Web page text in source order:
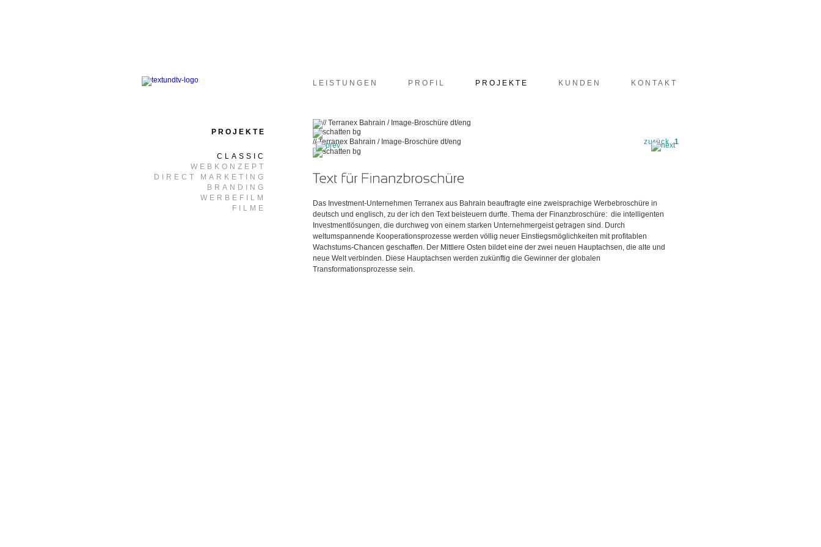
LEISTUNGEN PROFIL PROJEKTE KUNDEN KONTAKT
PROJEKTE
CLASSIC
WEBKONZEPT
DIRECT MARKETING
BRANDING
WERBEFILM
FILME
// Terranex Bahrain / Image-Broschüre dt/eng zurück 1
Das Investment-Unternehmen Terranex aus Bahrain beauftragte eine zweisprachige Werbebroschüre in
deutsch und englisch, zu der ich den Text beisteuern durfte. Thema der Finanzbroschüre: die intelligenten
Investmentlösungen, die durchweg von einem starken Unternehmergeist getragen sind. Durch
weltumspannende Kooperationsprozesse werden völlig neuer Einstiegsmöglichkeiten mit profitablen
Wachstums-Chancen geschaffen. Der Mittlere Osten bildet eine der zwei neuen Hauptachsen, die alte und
neue Welt verbinden. Diese Hauptachsen werden zukünftig die Gewinner der globalen
Transformationsprozesse sein.